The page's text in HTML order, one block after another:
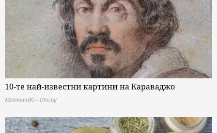
10-те най-известни картини на Караваджо
MelomanBG - 10te.bg